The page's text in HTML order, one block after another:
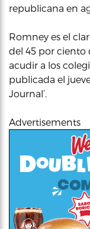
republicana en
Romney es el
del 45 por ciento
acudir a los
publicada el
Journal’.
Advertisements